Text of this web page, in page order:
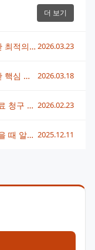
더 보기
강남변호사추천, 상간자소송 승소를 위한 최적의 선택 방법 2026.03.23
서초이혼변호사, 상간자소송 승소를 위한 핵심 전략 알아보기 2026.03.18
창원상간녀소송변호사 통한 상간자위자료 청구 전략과 절차 2026.02.23
안산법무법인에서 상간자소송피고 되었을 때 알아야 할 핵심 대응법 2025.12.11